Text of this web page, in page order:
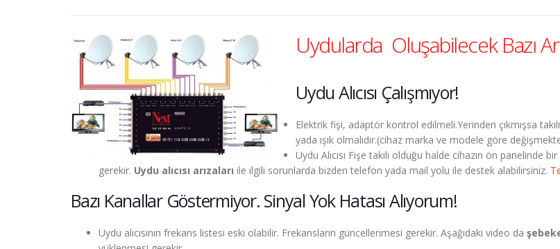
Uydularda Oluşabilecek Bazı
Uydu Alıcısı Çalışmıyor!
Elektrik fişi, adaptör kontrol edilmeli.Yerinden çıkmışsa
yada ışık olmalıdır.(cihaz marka ve modele göre
Uydu Alıcısı Fişe takılı olduğu halde cihazın ön
gerekir. Uydu alıcısı arızaları ile ilgili sorunlarda bizden telefon yada mail yolu ile destek alabilirsiniz.
Bazı Kanallar Göstermiyor. Sinyal Yok Hatası Alıyorum!
Uydu alıcısının frekans listesi eski olabilir. Frekansların güncellenmesi gerekir. Aşağıdaki video da